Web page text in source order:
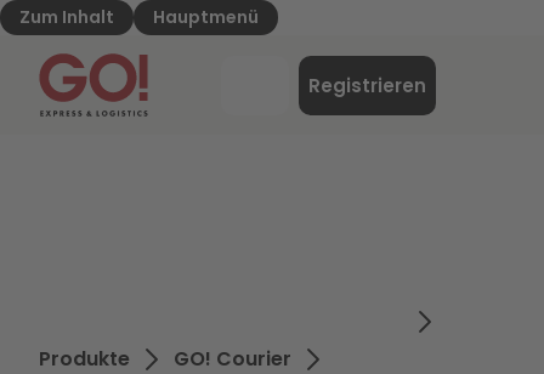
Zum Inhalt Hauptmenü
GO! Express & Logistics - Zur Starteite
Registrieren
Produkte
GO! Courier